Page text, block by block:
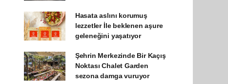
Hasata aslını korumuş
lezzetler İle beklenen aşure
geleneğini yaşatıyor
Şehrin Merkezinde Bir Kaçış
Noktası Chalet Garden
sezona damga vuruyor